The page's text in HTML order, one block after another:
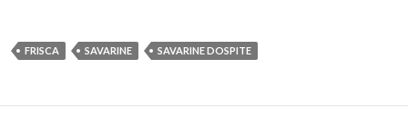
FRISCA SAVARINE SAVARINE DOSPITE